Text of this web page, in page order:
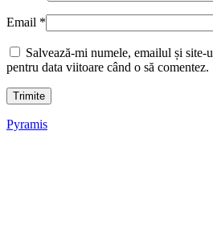
Email *
Salvează-mi numele, emailul și site-
pentru data viitoare când o să comentez.
Pyramis